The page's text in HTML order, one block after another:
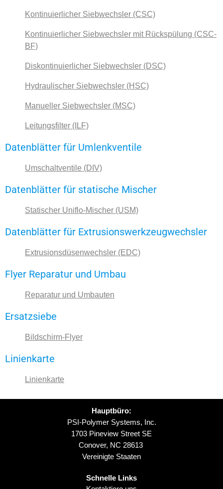
Kontinuierlicher Siebwechsler (CSC)
Kontinuierlicher Siebwechsler mit Rückspülung (CSC-
BF)
Diskontinuierlicher Siebwechsler (DSC)
Hydraulischer Siebwechsler (HSC)
Manueller Siebwechsler (MSC)
Leitungsfilter (ILF)
Datenblätter für Umlenkventile
Umschaltventile (DIV)
Datenblätter für statische Mischer
Statischer Uniflo-Mischer (USM)
Datenblätter für Extrusionswerkzeugwechsler
Extrusionsdüsenwechsler (EDC)
Flyer Reparatur und Umbau
Reparatur und Umbauten
Ersatzsiebe
Bildschirm-Flyer
Linienkarte
Linienkarte
Hauptbüro:
PSI-Polymer Systems, Inc.
1703 Pineview Street SE
Conover, NC 28613
Vereinigte Staaten
Schnelle Links